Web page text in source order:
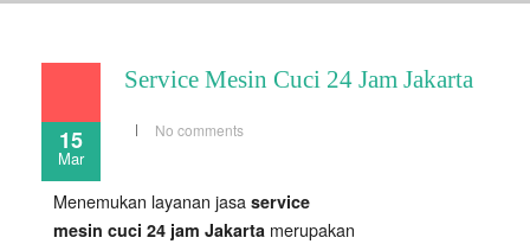
15
Mar
Service Mesin Cuci 24 Jam Jakarta
No comments
Menemukan layanan jasa service
mesin cuci 24 jam Jakarta merupakan